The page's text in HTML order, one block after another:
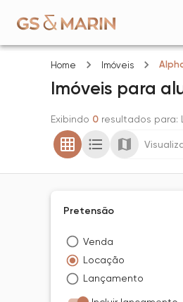
Home Imóveis
Imóveis para
Exibindo 0 resultados para:
Pretensão
Venda
Locação
Lançamento